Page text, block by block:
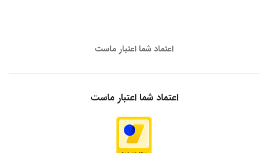
اعتماد شما اعتبار ماست
اعتماد شما اعتبار ماست